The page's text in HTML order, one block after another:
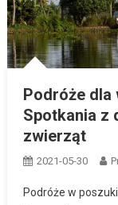
Podróże
Spotkania z
zwierząt
2021-05-30
Podróże w